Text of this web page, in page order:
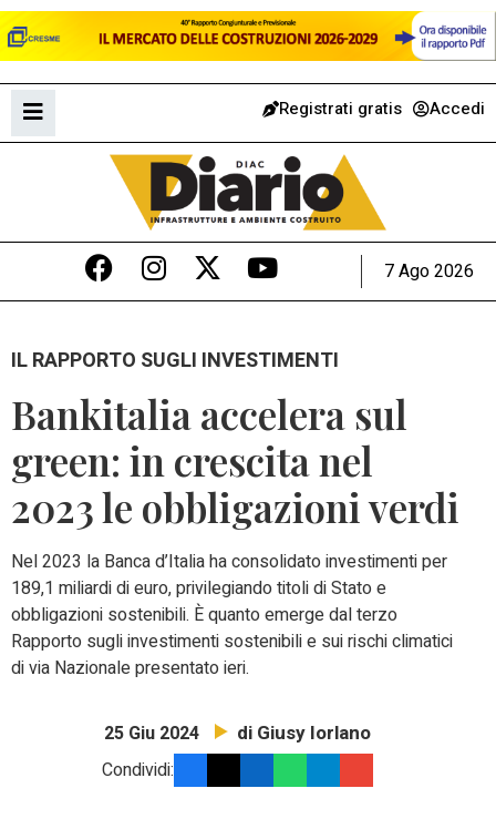
Registrati gratis Accedi
7 Ago 2026
IL RAPPORTO SUGLI INVESTIMENTI
Bankitalia accelera sul
green: in crescita nel
2023 le obbligazioni verdi
Nel 2023 la Banca d’Italia ha consolidato investimenti per
189,1 miliardi di euro, privilegiando titoli di Stato e
obbligazioni sostenibili. È quanto emerge dal terzo
Rapporto sugli investimenti sostenibili e sui rischi climatici
di via Nazionale presentato ieri.
25 Giu 2024 di Giusy Iorlano
Condividi: